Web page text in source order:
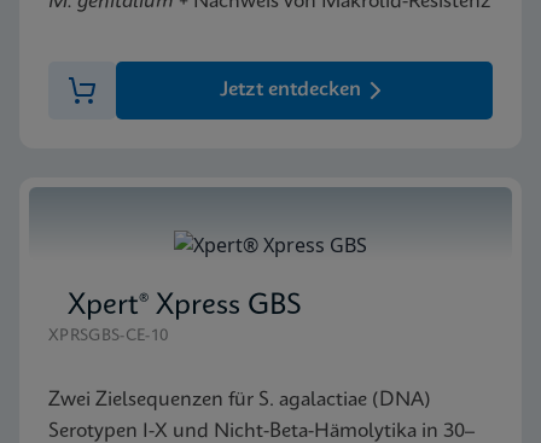
Jetzt entdecken
Xpert® Xpress GBS
XPRSGBS-CE-10
Zwei Zielsequenzen für S. agalactiae (DNA)
Serotypen I-X und Nicht-Beta-Hämolytika in 30–